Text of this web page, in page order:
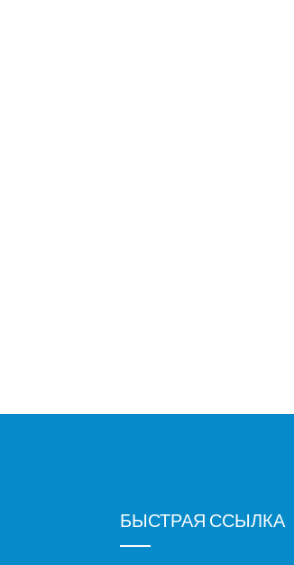
БЫСТРАЯ ССЫЛКА